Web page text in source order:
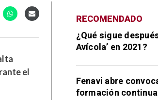
el
RECOMENDADO
¿Qué sigue
Avícola’ en 2021?
Fenavi abre
formación